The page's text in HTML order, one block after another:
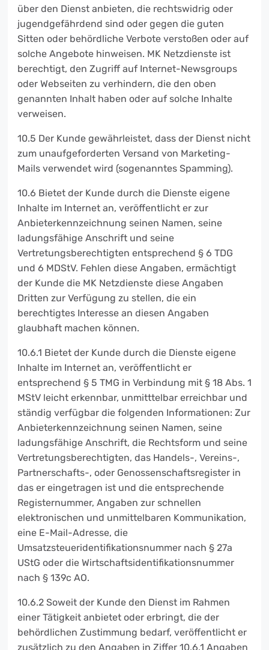
über den Dienst anbieten, die rechtswidrig oder
jugendgefährdend sind oder gegen die guten
Sitten oder behördliche Verbote verstoßen oder auf
solche Angebote hinweisen. MK Netzdienste ist
berechtigt, den Zugriff auf Internet-Newsgroups
oder Webseiten zu verhindern, die den oben
genannten Inhalt haben oder auf solche Inhalte
verweisen.
10.5 Der Kunde gewährleistet, dass der Dienst nicht
zum unaufgeforderten Versand von Marketing-
Mails verwendet wird (sogenanntes Spamming).
10.6 Bietet der Kunde durch die Dienste eigene
Inhalte im Internet an, veröffentlicht er zur
Anbieterkennzeichnung seinen Namen, seine
ladungsfähige Anschrift und seine
Vertretungsberechtigten entsprechend § 6 TDG
und 6 MDStV. Fehlen diese Angaben, ermächtigt
der Kunde die MK Netzdienste diese Angaben
Dritten zur Verfügung zu stellen, die ein
berechtigtes Interesse an diesen Angaben
glaubhaft machen können.
10.6.1 Bietet der Kunde durch die Dienste eigene
Inhalte im Internet an, veröffentlicht er
entsprechend § 5 TMG in Verbindung mit § 18 Abs. 1
MStV leicht erkennbar, unmitttelbar erreichbar und
ständig verfügbar die folgenden Informationen: Zur
Anbieterkennzeichnung seinen Namen, seine
ladungsfähige Anschrift, die Rechtsform und seine
Vertretungsberechtigten, das Handels-, Vereins-,
Partnerschafts-, oder Genossenschaftsregister in
das er eingetragen ist und die entsprechende
Registernummer, Angaben zur schnellen
elektronischen und unmittelbaren Kommunikation,
eine E-Mail-Adresse, die
Umsatzsteueridentifikationsnummer nach § 27a
UStG oder die Wirtschaftsidentifikationsnummer
nach § 139c AO.
10.6.2 Soweit der Kunde den Dienst im Rahmen
einer Tätigkeit anbietet oder erbringt, die der
behördlichen Zustimmung bedarf, veröffentlicht er
zusätzlich zu den Angaben in Ziffer 10.6.1 Angaben